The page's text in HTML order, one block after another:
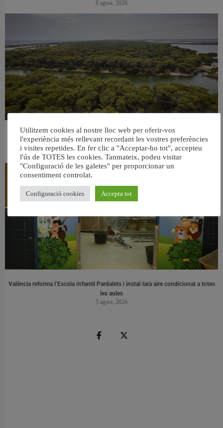
6 agost, 2026
València retira prop de 15.000 litres de residus de la Devesa durant el mes de
juliol
6 agost, 2026
València reforma l’Escola Infantil Pardalets i instal·larà aire condicionat a totes
les aules
5 agost, 2026
Utilitzem cookies al nostre lloc web per oferir-vos
l'experiència més rellevant recordant les vostres preferències
i visites repetides. En fer clic a "Acceptar-ho tot", accepteu
l'ús de TOTES les cookies. Tanmateix, podeu visitar
"Configuració de les galetes" per proporcionar un
consentiment controlat.
Configuració cookies Accepta tot